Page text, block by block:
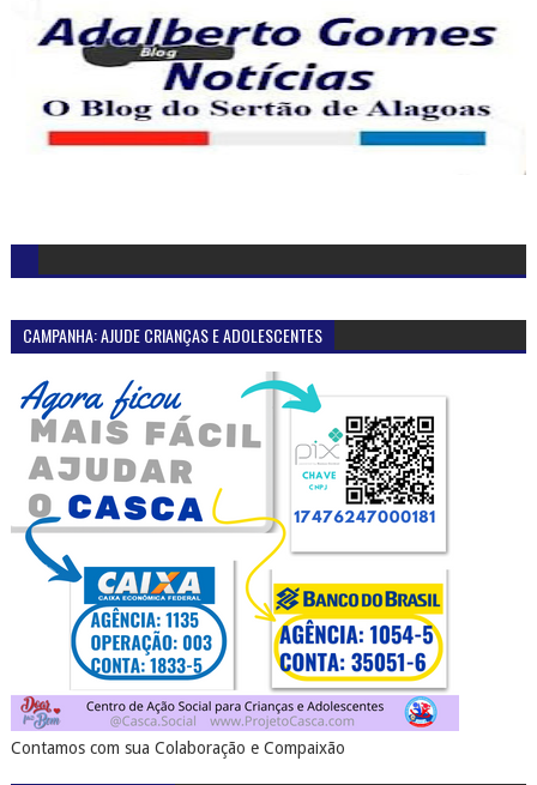
CAMPANHA: AJUDE CRIANÇAS E ADOLESCENTES
Contamos com sua Colaboração e Compaixão